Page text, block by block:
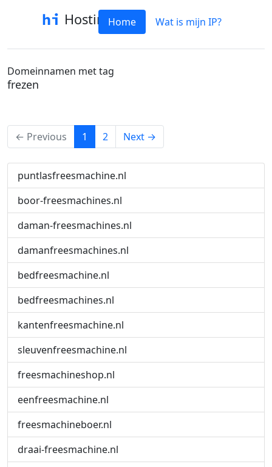
HostinfoHome Wat is mijn IP?
Domeinnamen met tag
frezen
← Previous 1 (current)
2 Next →
puntlasfreesmachine.nl
boor-freesmachines.nl
daman-freesmachines.nl
damanfreesmachines.nl
bedfreesmachine.nl
bedfreesmachines.nl
kantenfreesmachine.nl
sleuvenfreesmachine.nl
freesmachineshop.nl
eenfreesmachine.nl
freesmachineboer.nl
draai-freesmachine.nl